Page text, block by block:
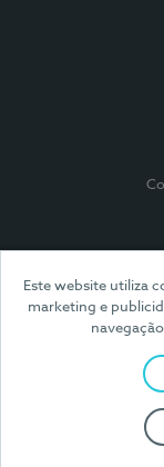
Este website utiliza
marketing e